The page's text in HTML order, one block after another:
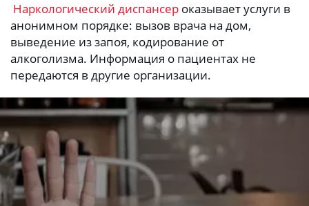
Наркологический диспансер оказывает услуги в
анонимном порядке: вызов врача на дом,
выведение из запоя, кодирование от
алкоголизма. Информация о пациентах не
передаются в другие организации.